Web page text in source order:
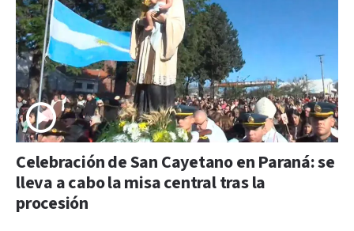
Celebración de San Cayetano en Paraná: se
lleva a cabo la misa central tras la
procesión